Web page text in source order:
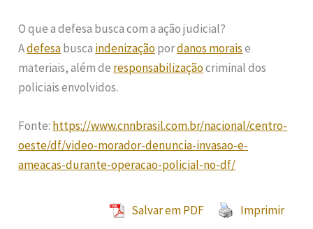
O que a defesa busca com a ação judicial?
Adefesabusca indenizaçãopordanos moraise
materiais, além de responsabilizaçãocriminal dos
policiais envolvidos.
Fonte: https://www.cnnbrasil.com.br/nacional/centro-
oeste/df/video-morador-denuncia-invasao-e-
ameacas-durante-operacao-policial-no-df/
Salvar em PDF Imprimir